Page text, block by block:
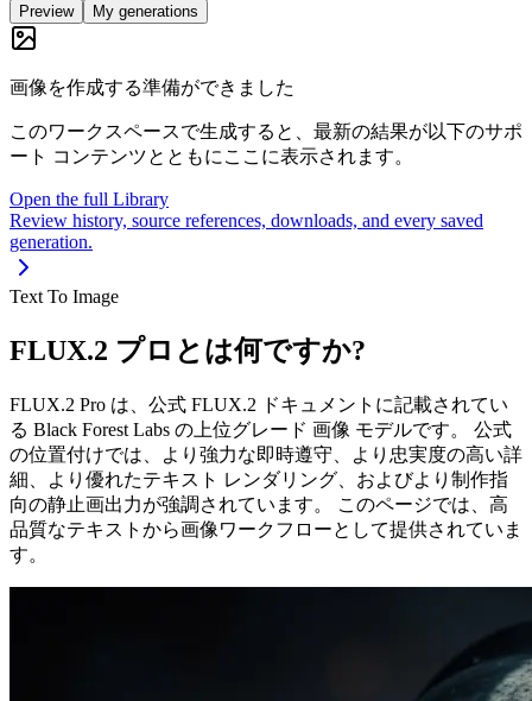
Preview My generations
画像を作成する準備ができました
このワークスペースで生成すると、最新の結果が以下のサポ
ート コンテンツとともにここに表示されます。
Open the full Library
Review history, source references, downloads, and every saved
generation.
Text To Image
FLUX.2 プロとは何ですか?
FLUX.2 Pro は、公式 FLUX.2 ドキュメントに記載されてい
る Black Forest Labs の上位グレード 画像 モデルです。 公式
の位置付けでは、より強力な即時遵守、より忠実度の高い詳
細、より優れたテキスト レンダリング、およびより制作指
向の静止画出力が強調されています。 このページでは、高
品質なテキストから画像ワークフローとして提供されていま
す。